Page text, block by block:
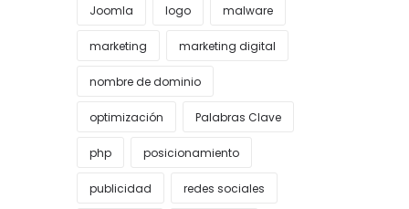
Joomla logo malware
marketing marketing digital
nombre de dominio
optimización Palabras Clave
php posicionamiento
publicidad redes sociales